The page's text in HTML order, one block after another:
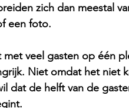
zich dan meestal
een foto.
veel gasten op één
Niet omdat het niet
dat de helft van de